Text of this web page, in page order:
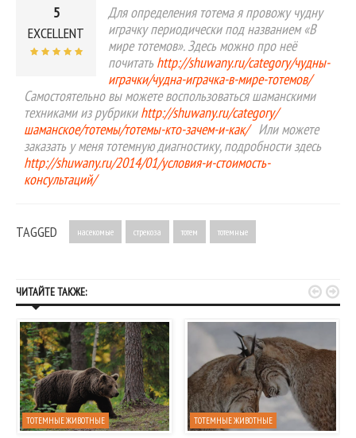
5
EXCELLENT
Для определения тотема я провожу чудну
играчку периодически под названием «В
мире тотемов». Здесь можно про неё
почитать http://shuwany.ru/category/чудны-
играчки/чудна-играчка-в-мире-тотемов/
Самостоятельно вы можете воспользоваться шаманскими
техниками из рубрикиhttp://shuwany.ru/category/
шаманское/тотемы/тотемы-кто-зачем-и-как/ Или можете
заказать у меня тотемную диагностику, подробности здесь
http://shuwany.ru/2014/01/условия-и-стоимость-
консультаций/
TAGGED насекомые стрекоза тотем тотемные
ЧИТАЙТЕ ТАКЖЕ:
ТОТЕМНЫЕ ЖИВОТНЫЕ ТОТЕМНЫЕ ЖИВОТНЫЕ
 